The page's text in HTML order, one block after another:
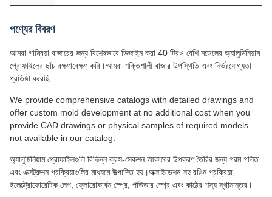
পণ্যের বিবরণ
আমরা গাম্বিয়া বাজারের জন্য বিশেষভাবে ডিজাইন করা 40 টিরও বেশি মডেলের অ্যালুমিনিয়াম
প্রোফাইলের ছাঁচ রক্ষণাবেক্ষণ করি।আমরা শক্তিশালী বাজার উপস্থিতি এবং নির্ভরযোগ্যতা
প্রতিষ্ঠা করেছি.
We provide comprehensive catalogs with detailed drawings and
offer custom mold development at no additional cost when you
provide CAD drawings or physical samples of required models
not available in our catalog.
অ্যালুমিনিয়াম প্রোফাইলগুলি বিভিন্ন ক্রস-সেকশন আকারের উপকরণ তৈরির জন্য গরম গলিত
এবং এক্সট্রুশন প্রক্রিয়াগুলির মাধ্যমে উত্পাদিত হয়।অক্সাইডেশন সহ রঙিন প্রক্রিয়া,
ইলেক্ট্রোফোরেটিক লেপ, ফ্লোরোকার্বন স্প্রে, পাউডার স্প্রে এবং কাঠের শস্য স্থানান্তর।